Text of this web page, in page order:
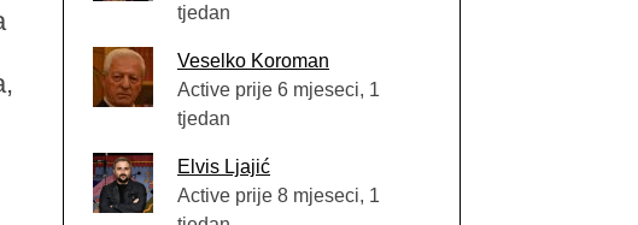
tjedan
Veselko Koroman
Active prije 6 mjeseci, 1
tjedan
Elvis Ljajić
Active prije 8 mjeseci, 1